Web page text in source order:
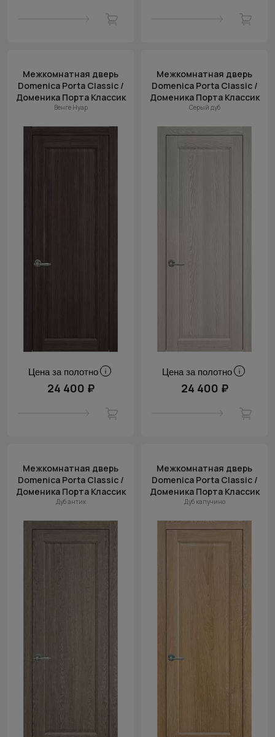
Межкомнатная дверь
Domenica Porta Classic /
Доменика Порта Классик
Венге Нуар
Цена за полотно
24 400 ₽
Межкомнатная дверь
Domenica Porta Classic /
Доменика Порта Классик
Серый дуб
Цена за полотно
24 400 ₽
Межкомнатная дверь
Domenica Porta Classic /
Доменика Порта Классик
Дуб антик
Межкомнатная дверь
Domenica Porta Classic /
Доменика Порта Классик
Дуб капучино